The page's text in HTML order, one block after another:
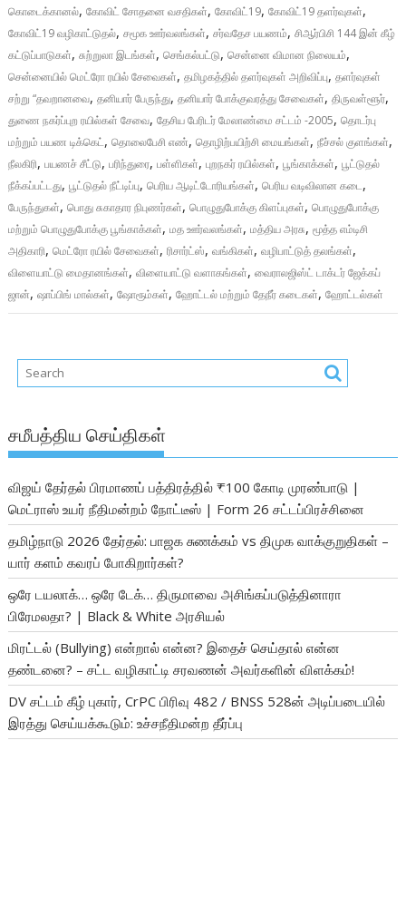
கொடைக்கானல்,கோவிட் சோதனை வசதிகள்,கோவிட்19,கோவிட்19 தளர்வுகள்,
கோவிட்19 வழிகாட்டுதல்,சமூக ஊர்வலங்கள்,சர்வதேச பயணம்,சிஆர்பிசி 144 இன் கீழ்
கட்டுப்பாடுகள்,சுற்றுலா இடங்கள்,செங்கல்பட்டு,சென்னை விமான நிலையம்,
சென்னையில் மெட்ரோ ரயில் சேவைகள்,தமிழகத்தில் தளர்வுகள் அறிவிப்பு,தளர்வுகள்
சற்று “தவறானவை,தனியார் பேருந்து,தனியார் போக்குவரத்து சேவைகள்,திருவள்ளூர்,
துணை நகர்ப்புற ரயில்கள் சேவை,தேசிய பேரிடர் மேலாண்மை சட்டம் -2005,தொடர்பு
மற்றும் பயண டிக்கெட்,தொலைபேசி எண்,தொழிற்பயிற்சி மையங்கள்,நீச்சல் குளங்கள்,
நீலகிரி,பயணச் சீட்டு,பரிந்துரை,பள்ளிகள்,புறநகர் ரயில்கள்,பூங்காக்கள்,பூட்டுதல்
நீக்கப்பட்டது,பூட்டுதல் நீட்டிப்பு,பெரிய ஆடிட்டோரியங்கள்,பெரிய வடிவிலான கடை,
பேருந்துகள்,பொது சுகாதார நிபுணர்கள்,பொழுதுபோக்கு கிளப்புகள்,பொழுதுபோக்கு
மற்றும் பொழுதுபோக்கு பூங்காக்கள்,மத ஊர்வலங்கள்,மத்திய அரசு,மூத்த எம்டிசி
அதிகாரி,மெட்ரோ ரயில் சேவைகள்,ரிசார்ட்ஸ்,வங்கிகள்,வழிபாட்டுத் தலங்கள்,
விளையாட்டு மைதானங்கள்,விளையாட்டு வளாகங்கள்,வைராலஜிஸ்ட் டாக்டர் ஜேக்கப்
ஜான்,ஷாப்பிங் மால்கள்,ஷோரூம்கள்,ஹோட்டல் மற்றும் தேநீர் கடைகள்,ஹோட்டல்கள்
சமீபத்திய செய்திகள்
விஜய் தேர்தல் பிரமாணப் பத்திரத்தில் ₹100 கோடி முரண்பாடு |
மெட்ராஸ் உயர் நீதிமன்றம் நோட்டீஸ் | Form 26 சட்டப்பிரச்சினை
தமிழ்நாடு 2026 தேர்தல்: பாஜக சுணக்கம் vs திமுக வாக்குறுதிகள் –
யார் களம் கவரப் போகிறார்கள்?
ஒரே டயலாக்… ஒரே டேக்… திருமாவை அசிங்கப்படுத்தினாரா
பிரேமலதா? | Black & White அரசியல்
மிரட்டல் (Bullying) என்றால் என்ன? இதைச் செய்தால் என்ன
தண்டனை? – சட்ட வழிகாட்டி சரவணன் அவர்களின் விளக்கம்!
DV சட்டம் கீழ் புகார், CrPC பிரிவு 482 / BNSS 528ன் அடிப்படையில்
இரத்து செய்யக்கூடும்: உச்சநீதிமன்ற தீர்ப்பு